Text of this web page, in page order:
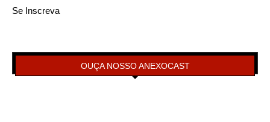
Se Inscreva
OUÇA NOSSO ANEXOCAST